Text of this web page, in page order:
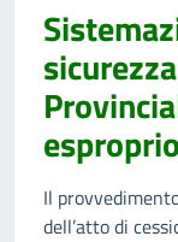
esproprio
Il
dell’atto di